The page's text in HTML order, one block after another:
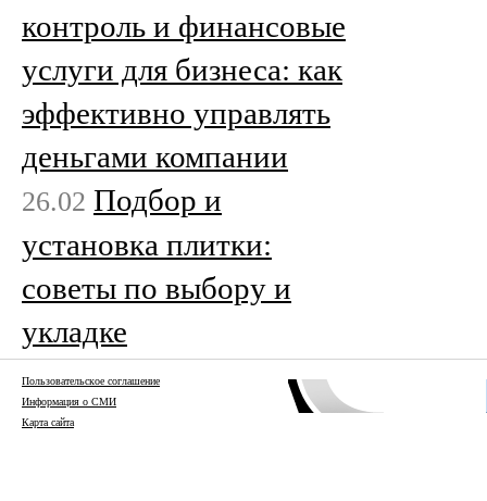
контроль и финансовые
услуги для бизнеса: как
эффективно управлять
деньгами компании
26.02 Подбор и
установка плитки:
советы по выбору и
укладке
Пользовательское соглашение
Информация о СМИ
Карта сайта